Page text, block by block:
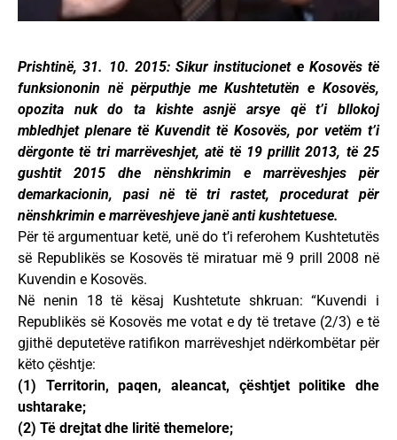
Prishtinë, 31. 10. 2015: Sikur institucionet e Kosovës të
funksiononin në përputhje me Kushtetutën e Kosovës,
opozita nuk do ta kishte asnjë arsye që t’i bllokoj
mbledhjet plenare të Kuvendit të Kosovës, por vetëm t’i
dërgonte të tri marrëveshjet, atë të 19 prillit 2013, të 25
gushtit 2015 dhe nënshkrimin e marrëveshjes për
demarkacionin, pasi në të tri rastet, procedurat për
nënshkrimin e marrëveshjeve janë anti kushtetuese.
Për të argumentuar ketë, unë do t’i referohem Kushtetutës
së Republikës se Kosovës të miratuar më 9 prill 2008 në
Kuvendin e Kosovës.
Në nenin 18 të kësaj Kushtetute shkruan: “Kuvendi i
Republikës së Kosovës me votat e dy të tretave (2/3) e të
gjithë deputetëve ratifikon marrëveshjet ndërkombëtar për
këto çështje:
(1) Territorin, paqen, aleancat, çështjet politike dhe
ushtarake;
(2) Të drejtat dhe liritë themelore;